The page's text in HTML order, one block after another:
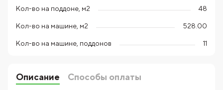
Кол-во на поддоне, м2 48
Кол-во на машине, м2 528.00
Кол-во на машине, поддонов 11
Описание
Способы оплаты